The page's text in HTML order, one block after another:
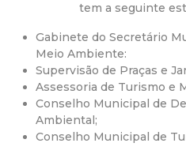
d
e
C
tem a seguinte
Gabinete do Secretário
Meio Ambiente:
Supervisão de Praças e
Assessoria de Turismo e
Conselho Municipal de
Ambiental;
Conselho Municipal de